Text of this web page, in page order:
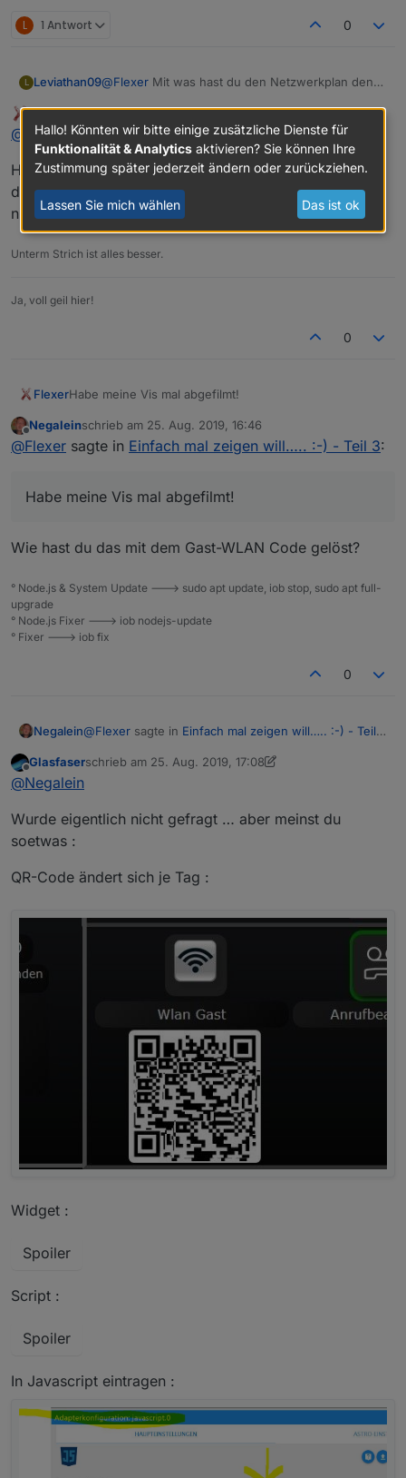
https://forum.iobroker.net/topic/12723/einfach-mal-
zeigen-will-teil-2/607
L 1 Antwort 0
L Leviathan09@Flexer Mit was hast du den Netzwerkplan denn
Programm. Wäre sehr nett wenn du mir da mal
einen Tipp geben könntest.
Oder die anderen User hier. Thx
klasse VIS
Offline
Flexerschrieb am25. Aug. 2019, 11:54
@
Leviathan09
Habe das mit Photoshop gemacht. Ein Softwar dafür
die das am Ende so darstellt gibt es nicht bzw ist mir
nicht bekannt
Unterm Strich ist alles besser.
Ja, voll geil hier!
0
FlexerHabe meine Vis mal abgefilmt!
Hier der Link
Offline
Negaleinschrieb am 25. Aug. 2019, 16:46
zuletzt editiert von
@Flexer sagte in Einfach mal zeigen will….. :-) - Teil 3:
Habe meine Vis mal abgefilmt!
Wie hast du das mit dem Gast-WLAN Code gelöst?
° Node.js & System Update ---> sudo apt update, iob stop, sudo apt full-
upgrade
° Node.js Fixer ---> iob nodejs-update
° Fixer ---> iob fix
0
Negalein@Flexer sagte in Einfach mal zeigen will….. :-) - Teil
Wie hast du das mit dem Gast-WLAN Code gelöst?
Offline
Glasfaserschrieb am 25. Aug. 2019, 17:08
zuletzt editiert von Glasfaser1. Juni 2020, 19:41
@Negalein
Wurde eigentlich nicht gefragt … aber meinst du
soetwas :
QR-Code ändert sich je Tag :
Widget :
Spoiler
Script :
Spoiler
In Javascript eintragen :
Hallo! Könnten wir bitte einige zusätzliche Dienste für
Funktionalität & Analytics aktivieren? Sie können Ihre
Zustimmung später jederzeit ändern oder zurückziehen.
Lassen Sie mich wählen Das ist ok